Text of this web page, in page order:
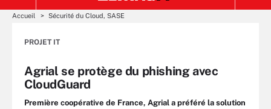
Accueil Sécurité du Cloud, SASE
PROJET IT
Agrial se protège du phishing avec
CloudGuard
Première coopérative de France, Agrial a préféré la solution